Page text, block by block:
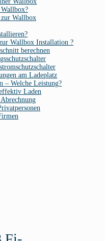
Wallbox
Wallbox Installation ?
berechnen
am Ladeplatz
– Welche Leistung?
Laden